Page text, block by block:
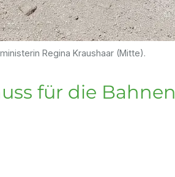
Regina Kraushaar (Mitte).
für die Bahnen